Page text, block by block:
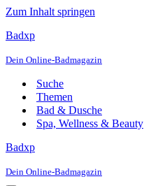
Zum Inhalt springen
Badxp
Dein Online-Badmagazin
Suche
Themen
Bad & Dusche
Spa, Wellness & Beauty
Badxp
Dein Online-Badmagazin